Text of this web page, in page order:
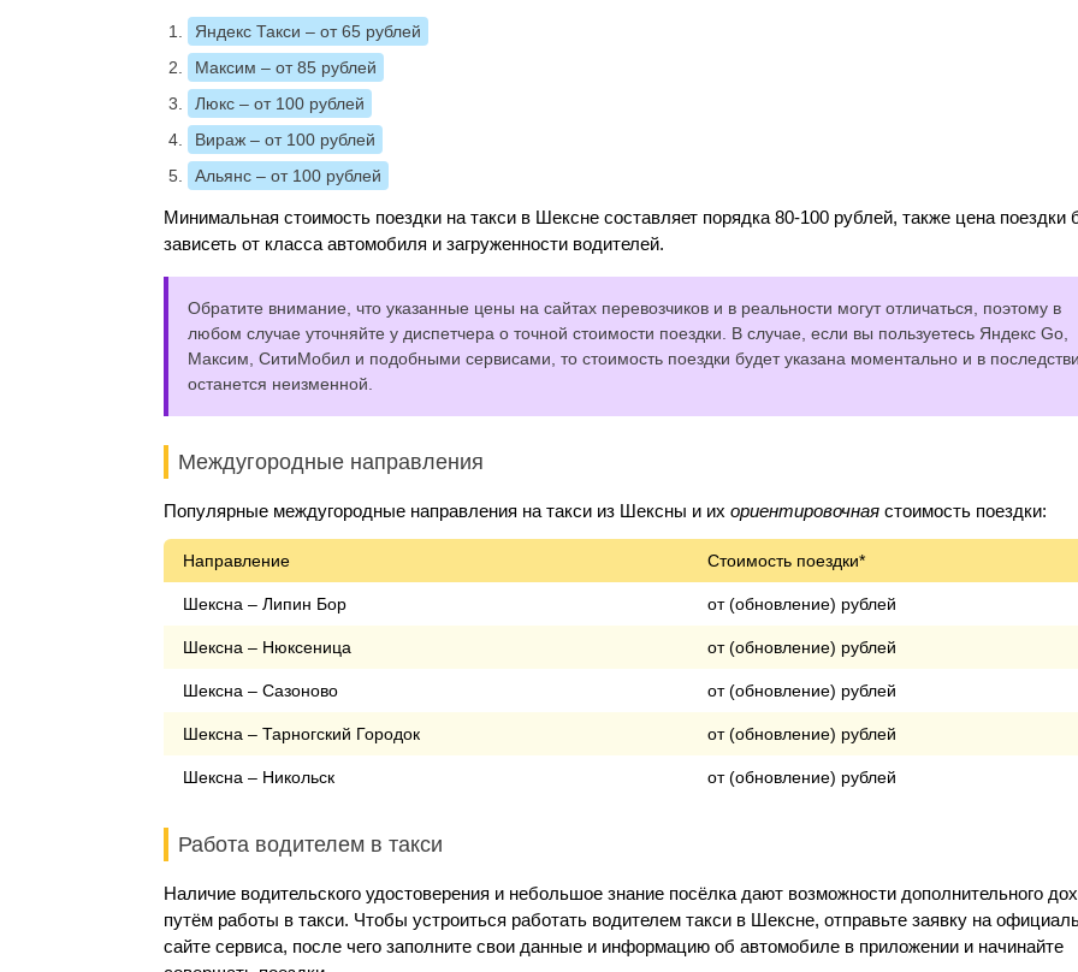
Яндекс Такси – от 65 рублей
Максим – от 85 рублей
Люкс – от 100 рублей
Вираж – от 100 рублей
Альянс – от 100 рублей
Минимальная стоимость поездки на такси в Шексне составляет порядка 80-100 рублей, также цена поездки
зависеть от класса автомобиля и загруженности водителей.
Обратите внимание, что указанные цены на сайтах перевозчиков и в реальности могут отличаться, поэтому в
любом случае уточняйте у диспетчера о точной стоимости поездки. В случае, если вы пользуетесь Яндекс Go,
Максим, СитиМобил и подобными сервисами, то стоимость поездки будет указана моментально и в
останется неизменной.
Междугородные направления
Популярные междугородные направления на такси из Шексны и их ориентировочная стоимость поездки:
Направление Стоимость поездки*
Шексна – Липин Бор от (обновление) рублей
Шексна – Нюксеница от (обновление) рублей
Шексна – Сазоново от (обновление) рублей
Шексна – Тарногский Городок от (обновление) рублей
Шексна – Никольск от (обновление) рублей
Работа водителем в такси
Наличие водительского удостоверения и небольшое знание посёлка дают возможности дополнительного
путём работы в такси. Чтобы устроиться работать водителем такси в Шексне, отправьте заявку на
сайте сервиса, после чего заполните свои данные и информацию об автомобиле в приложении и начинайте